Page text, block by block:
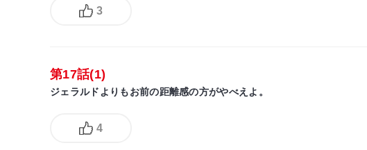
3
第17話(1)
ジェラルドよりもお前の距離感の方がやべえよ。
4